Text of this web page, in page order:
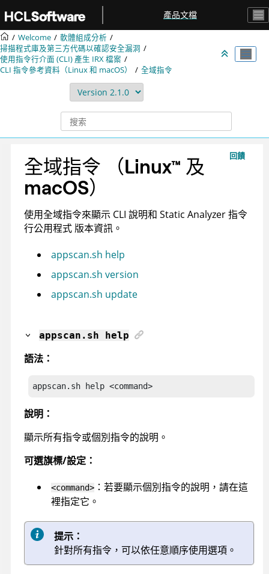
產品文檔
Welcome
軟體組成分析
掃描程式庫及第三方代碼以確認安全漏洞
使用指令行介面 (CLI) 產生 IRX檔案
CLI 指令參考資料（Linux 和 macOS）
全域指令
回饋
全域指令 （Linux™ 及
macOS）
使用全域指令來顯示 CLI 說明和 Static Analyzer 指令
行公用程式 版本資訊。
appscan.sh help
appscan.sh version
appscan.sh update
appscan .sh help
語法：
appscan.sh help <command>
說明：
顯示所有指令或個別指令的說明。
可選旗標/設定：
<command> ：若要顯示個別指令的說明，請在這
裡指定它。
提示：
針對所有指令，可以依任意順序使用選項。